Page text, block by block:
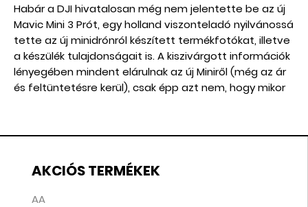
Habár a DJI hivatalosan még nem jelentette be az új
Mavic Mini 3 Prót, egy holland viszonteladó nyilvánossá
tette az új minidrónról készített termékfotókat, illetve
a készülék tulajdonságait is. A kiszivárgott információk
lényegében mindent elárulnak az új Miniről (még az ár
és feltüntetésre kerül), csak épp azt nem, hogy mikor
AKCIÓS TERMÉKEK
AA